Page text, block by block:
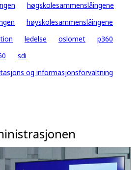
høgskolesammenslåingene
høyskolesammenslåingene
ledelse oslomet
p360
sdi
og informasjonsforvaltning